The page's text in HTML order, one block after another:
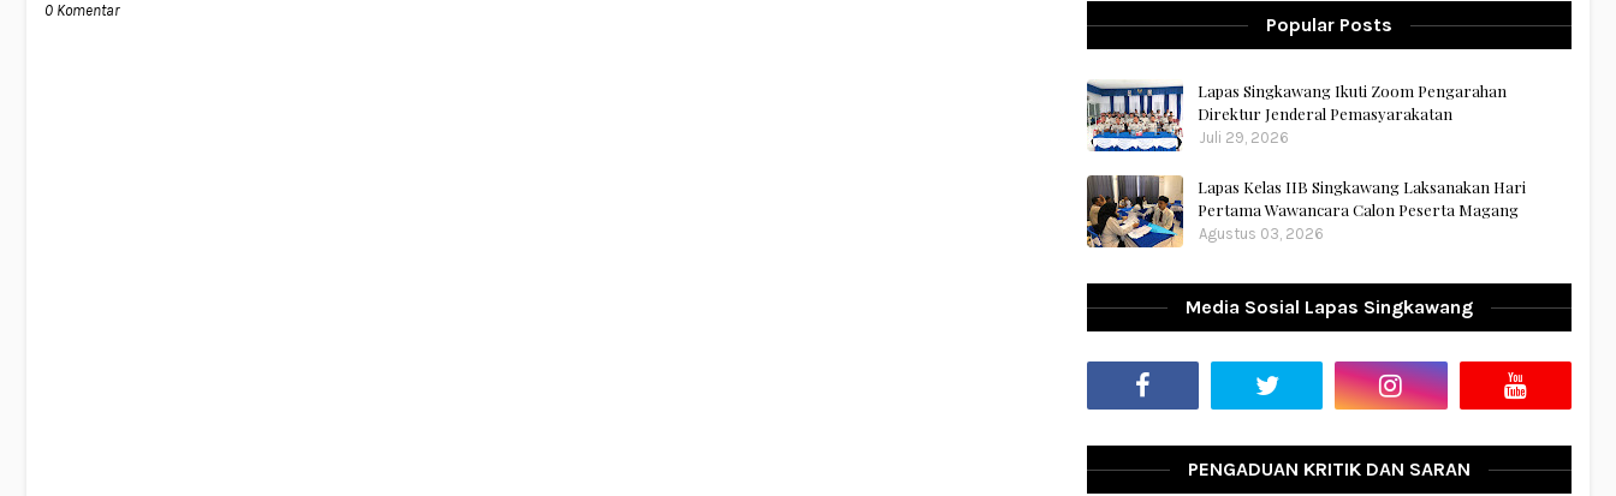
0 Komentar
Popular Posts
Lapas Singkawang Ikuti Zoom Pengarahan
Direktur Jenderal Pemasyarakatan
Juli 29, 2026
Lapas Kelas IIB Singkawang Laksanakan Hari
Pertama Wawancara Calon Peserta Magang
Agustus 03, 2026
Media Sosial Lapas Singkawang
PENGADUAN KRITIK DAN SARAN